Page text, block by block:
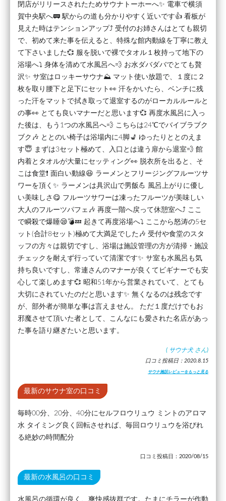
閉店がリリースされたためサウナトーホーへ✨ 電車で横須
賀中央駅へ🚃 駅からの道も分かりやすく近いです👍 看板が
見えた時はテンションアップ⤴️ 受付のお姉さんはとても親切
で、初めて来た事を伝えると、特殊な館内動線を丁寧に教え
て下さいました💞 服を脱いで裸でタオル１枚持って地下の
浴場へ⤵️ 身体を清めて水風呂へ💨 お水ダバダバでとても贅
沢✨ サ室はロッキーサウナ⛰️ マット使い放題で、１度に２
枚を取り腰下と足下にセット👀 汗をかいたら、ベンチに残
った汗をマットで拭き取って退室するのがローカルルールと
の事👀 とても良いマナーだと思います💞 再度水風呂に入っ
た後は、もう1つの水風呂へ💨 こちらは24℃でバイブラブク
ブク🎶 ととのい椅子は浴場内に4脚💺 ゆったりととのえま
す😇 まずは3セット極めて、入口とは違う扉から退室💨 館
内着とタオルが大量にセッティング👀 脱衣所を出ると、そ
こは食堂❗ 面白い動線😆 ラーメンとフリージングフルーツサ
ワーを頂く✨ ラーメンは具沢山で男飯💪 風呂上がりに優し
い美味しさ😋 フルーツサワーは凍ったフルーツが美味しい
大人のフルーツパフェ🎶 再度一階へ戻って休憩室へ⤴️ ここ
で瞬殺で爆睡😪💣️💤 起きて再度浴場へ⤵️ ここから怒涛の5セ
ット(合計8セット)極めて大満足でした🎶 受付や食堂のスタ
ッフの方々は親切ですし、浴場は施設管理の方が清掃・施設
チェックを耐えず行っていて清潔です✨ サ室も水風呂も気
持ち良いですし、常連さんのマナーが良くてビギナーでも安
心して楽しめます💞 昭和51年から営業されていて、とても
大切にされていたのだと思います✨ 無くなるのは残念です
が、部外者が簡単な事は言えません。 ただ１度だけでもお
邪魔させて頂いた者として、こんなにも愛された名店があっ
た事を語り継ぎたいと思います。
( サウナ犬 さん)
口コミ投稿日：2020.8.15
サウナ施設レビューをもっと見る
最新のサウナ室の口コミ
毎時00分、20分、40分にセルフロウリュウ ミントのアロマ
水 タイミング良く回転させれば、毎回ロウリュウを浴びれ
る絶妙の時間配分
口コミ投稿日：2020/08/15
最新の水風呂の口コミ
水風呂の循環が良く、爽快感抜群です。たまにチラーが作動